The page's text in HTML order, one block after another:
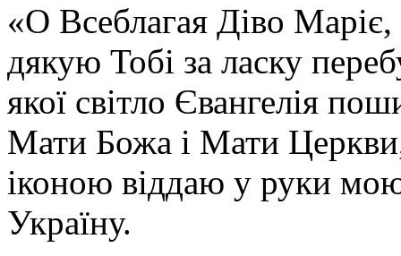
«О Всеблагая Діво
дякую Тобі за ласку
якої світло Євангелія
Мати Божа і Мати
іконою віддаю у руки
Україну.